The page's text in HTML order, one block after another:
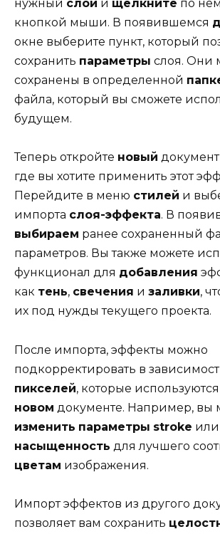
нужный слой и щелкните по
кнопкой мыши. В появившемся
окне выберите пункт, который
сохранить параметры слоя. Они
сохранены в определенной
файла, который вы сможете
будущем.
Теперь откройте новый
где вы хотите применить этот
Перейдите в меню стилей и
импорта слоя-эффекта. В
выбираем ранее сохраненный
параметров. Вы также можете
функционал для добавления
как тень, свечения и заливки,
их под нужды текущего проекта.
После импорта, эффекты можно
подкорректировать в
пикселей, которые
новом документе. Например, вы
изменить параметры stroke или
насыщенность для лучшего
цветам изображения.
Импорт эффектов из другого
позволяет вам сохранить